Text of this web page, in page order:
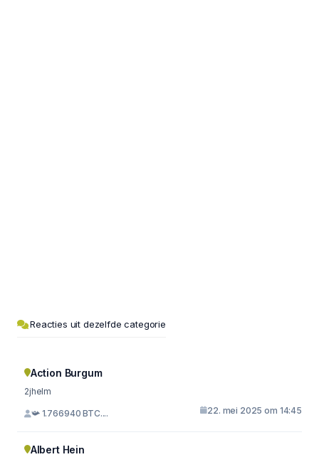
Reacties uit dezelfde categorie
Action Burgum
2jhelm
📯 1.766940 BTC.... 22. mei 2025 om 14:45
Albert Hein